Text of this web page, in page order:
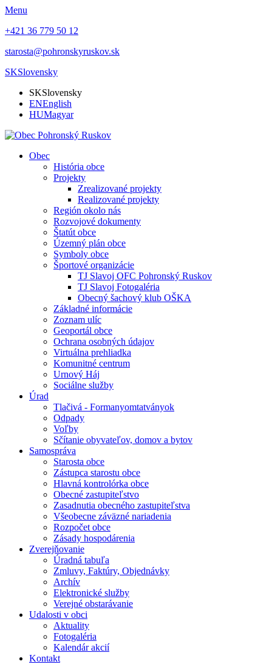
Menu
+421 36 779 50 12
starosta@pohronskyruskov.sk
SKSlovensky
SKSlovensky
ENEnglish
HUMagyar
Obec
História obce
Projekty
Zrealizované projekty
Realizované projekty
Región okolo nás
Rozvojové dokumenty
Štatút obce
Územný plán obce
Symboly obce
Športové organizácie
TJ Slavoj OFC Pohronský Ruskov
TJ Slavoj Fotogaléria
Obecný šachový klub OŠKA
Základné informácie
Zoznam ulíc
Geoportál obce
Ochrana osobných údajov
Virtuálna prehliadka
Komunitné centrum
Urnový Háj
Sociálne služby
Úrad
Tlačivá - Formanyomtatványok
Odpady
Voľby
Sčítanie obyvateľov, domov a bytov
Samospráva
Starosta obce
Zástupca starostu obce
Hlavná kontrolórka obce
Obecné zastupiteľstvo
Zasadnutia obecného zastupiteľstva
Všeobecne záväzné nariadenia
Rozpočet obce
Zásady hospodárenia
Zverejňovanie
Úradná tabuľa
Zmluvy, Faktúry, Objednávky
Archív
Elektronické služby
Verejné obstarávanie
Udalosti v obci
Aktuality
Fotogaléria
Kalendár akcií
Kontakt